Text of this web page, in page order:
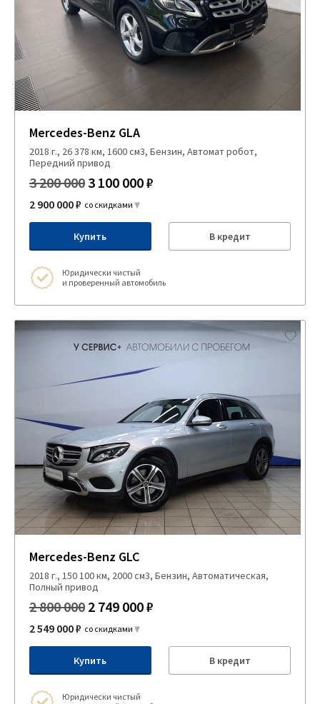
Mercedes-Benz GLA
2018 г., 26 378 км, 1600 см3, Бензин, Автомат робот,
Передний привод
3 200 000 3 100 000 ₽
2 900 000 ₽ со скидками
Купить В кредит
Юридически чистый
и проверенный автомобиль
Mercedes-Benz GLC
2018 г., 150 100 км, 2000 см3, Бензин, Автоматическая,
Полный привод
2 800 000 2 749 000 ₽
2 549 000 ₽ со скидками
Купить В кредит
Юридически чистый